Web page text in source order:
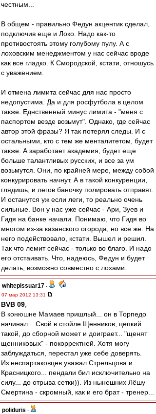
честным...
В общем - правильно Федун акцентик сделал,
подключив еще и Локо. Надо как-то
противостоять этому голубому пулу. А с
лоховским менеджментом у нас сейчас вроде
как все гладко. К Смородской, кстати, отношусь
с уважением.
И отмена лимита сейчас для нас просто
недопустима. Да и для росфутбола в целом
также. Еднственный минус лимита - "меня с
паспортом везде возьмут". Однако, где сейчас
автор этой фразы? Я так потерял следы. И с
остальными, кто с тем же менталитетом, будет
также. А заработает академия, будет еще
больше талантливых русских, и все за ум
возьмутся. Они, по крайней мере, между собой
конкурировать начнут. А в такой конкуренции,
глядишь, и легов баночку полировать отправят.
И останутся уж если леги, то реально очень
сильные. Вон у нас уже сейчас - Ари, Зуев и
Гидя на банке начали. Понимаю, что Гидя во
многом из-за казанского огорода, но все же. На
него подействовало, кстати. Вышел и решил.
Так что лемит сейчас - только во благо. И надо
его отстаивать. Что, надеюсь, Федун и будет
делать, возможно совместно с лохами.
whitepissuar17 -
07 мар 2012 13:31
BVB 09
В конюшне Мамаев пришлый... он в Торпедо
начинал... Свой в стойле Щенников, цепкий
такой, до сборной может и доиграет... "щенят
щенниковых" - покорректней. Хотя могу
заблуждаться, перестал уже себе доверять.
Из неспартаковцев уважал Стрельцова и
Красницкого... пендали бил исключительно на
силу... до отрыва сетки)). Из нынешних Лёшу
Смертина - скромный, как и его брат - тренер...
poliduris -